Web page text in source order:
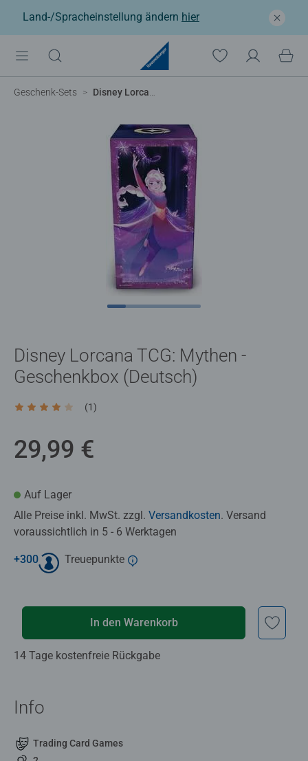
Land-/Spracheinstellung ändern hier
Geschenk-Sets Disney Lorcana TCG: Mythen - Geschenkbox (Deutsch)
Disney Lorcana TCG: Mythen -
Geschenkbox (Deutsch)
Durchschnittliche Bewertung 4,0 von 5 Sternen.
(1)
29,99 €
Auf Lager
Alle Preise inkl. MwSt. zzgl. Versandkosten. Versand
voraussichtlich in 5 - 6 Werktagen
+300 Treuepunkte
In den Warenkorb
14 Tage kostenfreie Rückgabe
Info
Trading Card Games